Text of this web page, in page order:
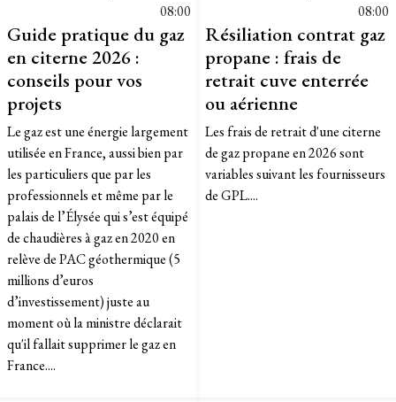
08:00
Guide pratique du gaz
en citerne 2026 :
conseils pour vos
projets
Le gaz est une énergie largement
utilisée en France, aussi bien par
les particuliers que par les
professionnels et même par le
palais de l’Élysée qui s’est équipé
de chaudières à gaz en 2020 en
relève de PAC géothermique (5
millions d’euros
d’investissement) juste au
moment où la ministre déclarait
qu'il fallait supprimer le gaz en
France....
08:00
Résiliation contrat gaz
propane : frais de
retrait cuve enterrée
ou aérienne
Les frais de retrait d'une citerne
de gaz propane en 2026 sont
variables suivant les fournisseurs
de GPL....